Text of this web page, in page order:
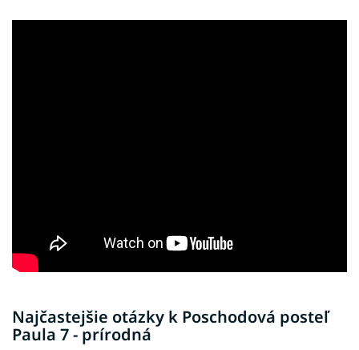
Najčastejšie otázky k Poschodová posteľ
Paula 7 - prírodná